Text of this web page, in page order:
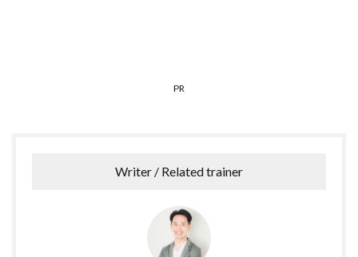
PR
Writer / Related trainer